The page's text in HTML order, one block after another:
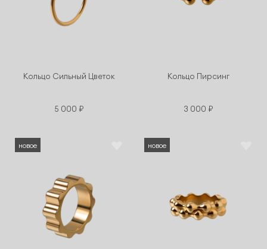
Кольцо Сильный Цветок
5 000 ₽
Кольцо Пирсинг
3 000 ₽
новое новое